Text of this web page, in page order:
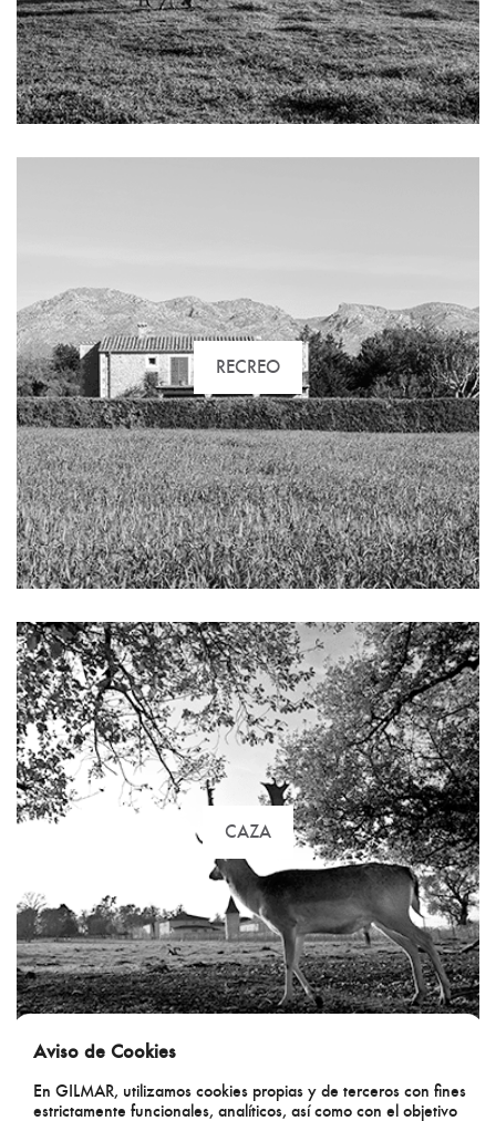
RECREO
Caza
CAZA
AGRÍCOLAS
Aviso de Cookies
En GILMAR, utilizamos cookies propias y de terceros con fines
estrictamente funcionales, analíticos, así como con el objetivo